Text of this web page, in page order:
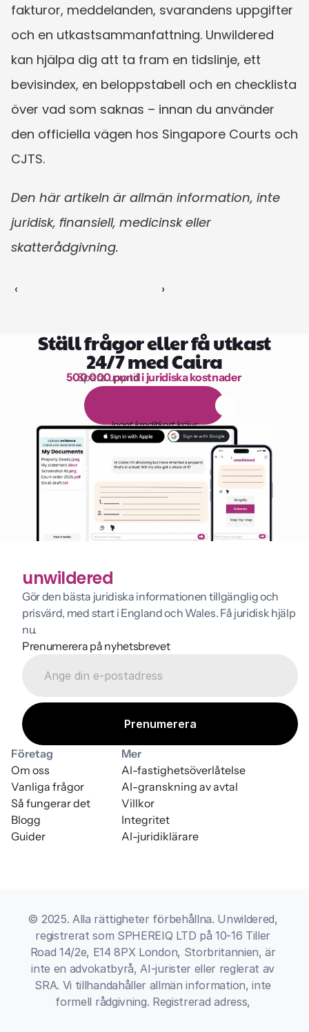
fakturor, meddelanden, svarandens uppgifter
och en utkastsammanfattning. Unwildered
kan hjälpa dig att ta fram en tidslinje, ett
bevisindex, en beloppstabell och en checklista
över vad som saknas – innan du använder
den officiella vägen hos Singapore Courts och
CJTS.
Den här artikeln är allmän information, inte
juridisk, finansiell, medicinsk eller
skatterådgivning.
‹ ›
Ställ frågor eller få utkast
24/7 med Caira
1 000 timmars läsning
Spara upp till
500 000 pund i juridiska kostnader
a
Inget kreditkort krävs
unwildered
Gör den bästa juridiska informationen tillgänglig och
prisvärd, med start i England och Wales. Få juridisk hjälp
nu.
Prenumerera på nyhetsbrevet
Företag
Om oss
Vanliga frågor
Så fungerar det
Blogg
Guider
Mer
Villkor
AI-granskning av avtal
AI-juridiklärare
Integritet
AI-fastighetsöverlåtelse
© 2025. Alla rättigheter förbehållna. Unwildered,
registrerat som SPHEREIQ LTD på 10-16 Tiller
Road 14/2e, E14 8PX London, Storbritannien, är
inte en advokatbyrå, AI-jurister eller reglerat av
SRA. Vi tillhandahåller allmän information, inte
formell rådgivning. Registrerad adress,